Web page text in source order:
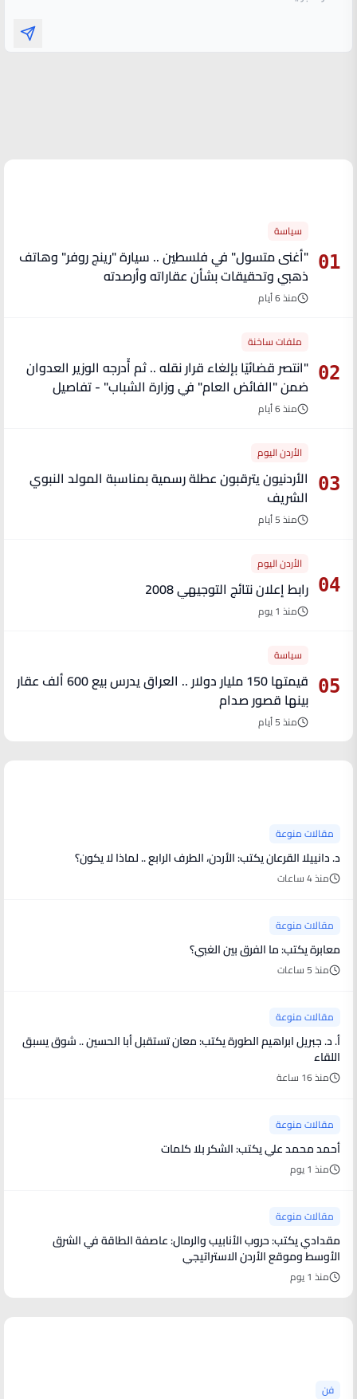
01
سياسة
"أغنى متسول" في فلسطين .. سيارة "رينج روفر" وهاتف
ذهبي وتحقيقات بشأن عقاراته وأرصدته
منذ 6 أيام
02
ملفات ساخنة
"انتصر قضائيًا بإلغاء قرار نقله .. ثم أُدرجه الوزير العدوان
ضمن "الفائض العام" في وزارة الشباب" - تفاصيل
منذ 6 أيام
03
الأردن اليوم
الأردنيون يترقبون عطلة رسمية بمناسبة المولد النبوي
الشريف
منذ 5 أيام
04
الأردن اليوم
رابط إعلان نتائج التوجيهي 2008
منذ 1 يوم
05
سياسة
قيمتها 150 مليار دولار .. العراق يدرس بيع 600 ألف عقار
بينها قصور صدام
منذ 5 أيام
مقالات منوعة
د. دانييلا القرعان يكتب: الأردن، الطرف الرابع .. لماذا لا يكون؟
منذ 4 ساعات
مقالات منوعة
معابرة يكتب: ما الفرق بين الغبي؟
منذ 5 ساعات
مقالات منوعة
أ. د. جبريل ابراهيم الطورة يكتب: معان تستقبل أبا الحسين .. شوق يسبق
اللقاء
منذ 16 ساعة
مقالات منوعة
أحمد محمد علي يكتب: الشكر بلا كلمات
منذ 1 يوم
مقالات منوعة
مقدادي يكتب: حروب الأنابيب والرمال: عاصفة الطاقة في الشرق
الأوسط وموقع الأردن الاستراتيجي
منذ 1 يوم
فن